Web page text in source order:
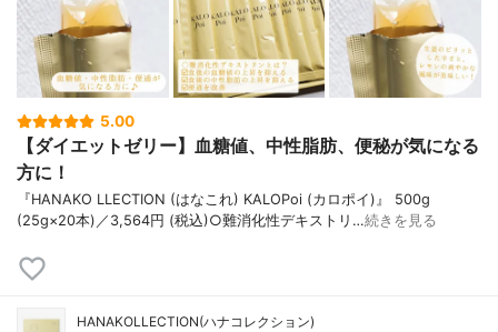
5.00
【ダイエットゼリー】血糖値、中性脂肪、便秘が気になる
方に！
『HANAKO LLECTION (はなこれ) KALOPoi (カロポイ)』 500g
(25g×20本)／3,564円 (税込)○難消化性デキストリ…続きを見る
HANAKOLLECTION(ハナコレクション)